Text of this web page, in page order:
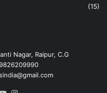
(15)
Nagar, Raipur, C.G